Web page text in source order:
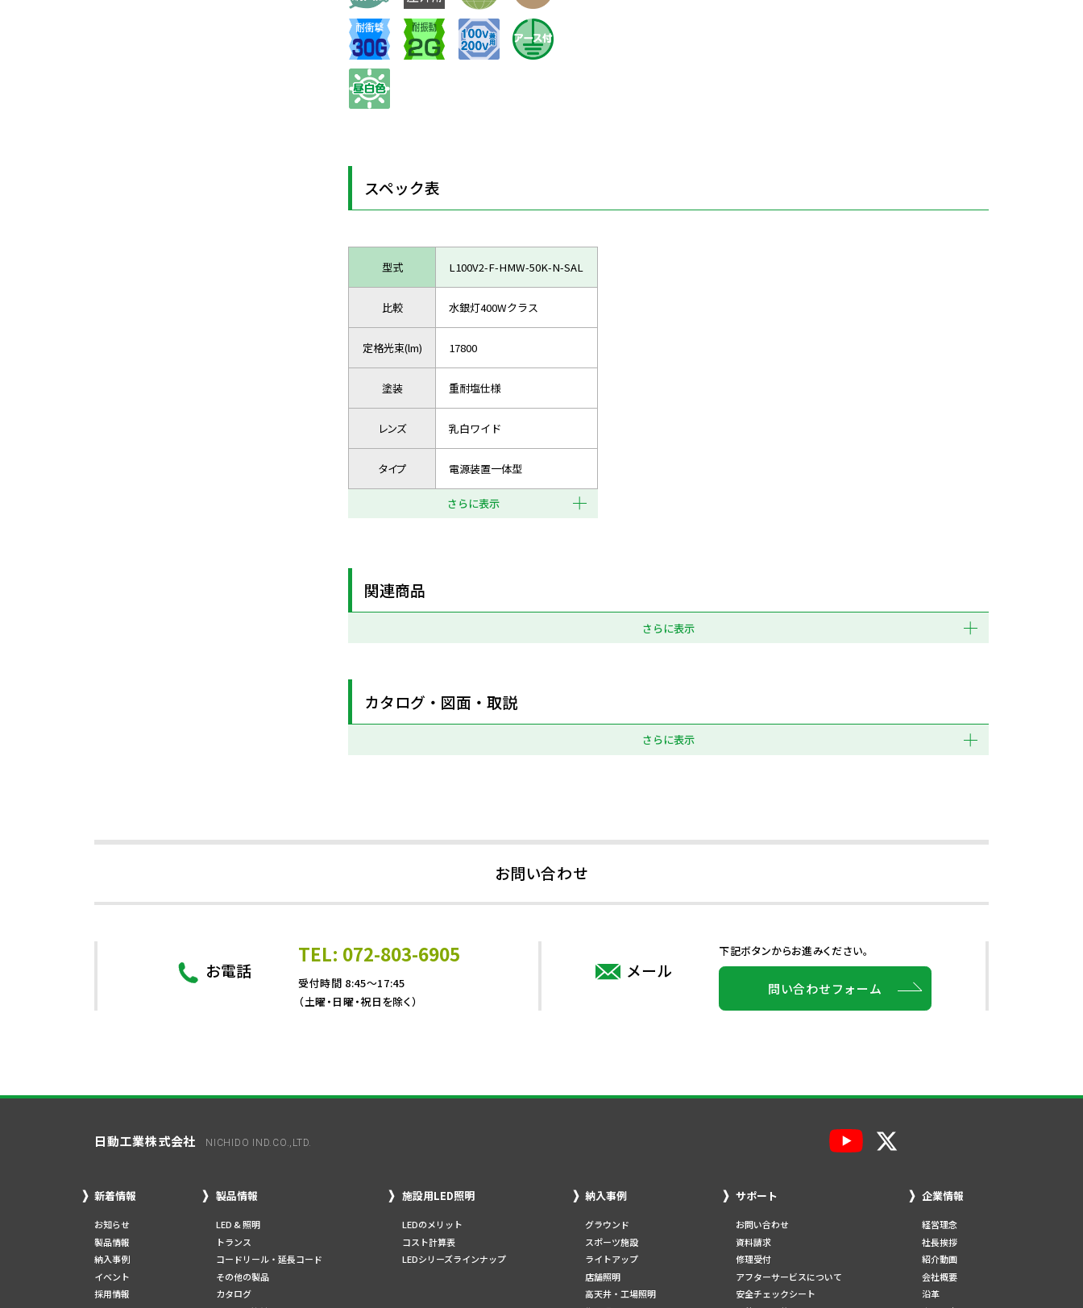
スペック表
型式 L100V2-F-HMW-50K-N-SAL
比較 水銀灯400Wクラス
定格光束(lm) 17800
塗装 重耐塩仕様
レンズ 乳白ワイド
タイプ 電源装置一体型
さらに表示
関連商品
さらに表示
カタログ・図面・取説
さらに表示
お問い合わせ
お電話
TEL: 072-803-6905
受付時間 8:45～17:45
（土曜・日曜・祝日を除く）
メール
下記ボタンからお進みください。
問い合わせフォーム
日動工業株式会社 NICHIDO IND.CO.,LTD.
新着情報
お知らせ
製品情報
納入事例
イベント
採用情報
製品情報
LED & 照明
トランス
コードリール・延長コード
その他の製品
カタログ
施設用LED照明
LEDのメリット
コスト計算表
LEDシリーズラインナップ
納入事例
グラウンド
スポーツ施設
ライトアップ
店舗照明
高天井・工場照明
サポート
お問い合わせ
資料請求
修理受付
アフターサービスについて
安全チェックシート
企業情報
経営理念
社長挨拶
紹介動画
会社概要
沿革